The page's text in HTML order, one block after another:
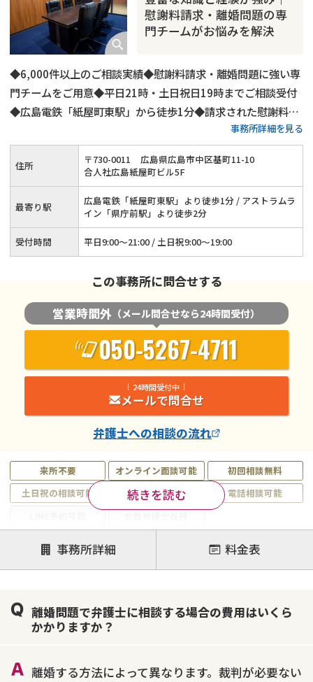
慰謝料請求・離婚問題の専
門チームがお悩みを解決
◆6,000件以上のご相談実績◆慰謝料請求・離婚問題に強い専
門チームをご用意◆平日21時・土日祝日19時までご相談受付
◆広島電鉄「紙屋町東駅」から徒歩1分◆請求された慰謝料の
減額交渉にも対応◆オンライン・電話相談も可能事務所詳細を見る
来所不要 オンライン面談可能
初回相談無料
土日祝の相談可能
19時以降電話可能
電話相談可能
注力案件
離婚前相談
離婚調停
離婚裁判
不貞・不倫慰謝料請求
国際離婚
養育費問題
財産分与
続きを読む
住所 〒730-0011
広島県広島市中区基町11-10
合人社広島紙屋町ビル5F
最寄り駅
広島電鉄「紙屋町東駅」より徒歩1分 / アストラムラ
イン「県庁前駅」より徒歩2分
受付時間 平日9:00～21:00 / 土日祝9:00～19:00
この事務所に問合せする
営業時間外 （メール問合せなら24時間受付）
050-5267-4711
24時間受付中
メールで問合せ
弁護士への相談の流れ
事務所詳細 料金表
離婚問題で弁護士に相談する場合の費用はいくら
かかりますか？
離婚する方法によって異なります。裁判が必要ない